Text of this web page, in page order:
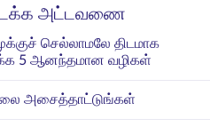
அட்டவணை
செல்லாமலே திடமாக
5 ஆனந்தமான வழிகள்
அசைத்தாட்டுங்கள்